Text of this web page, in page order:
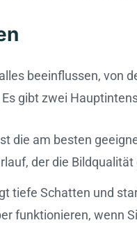
beeinflussen, von
gibt zwei
die am besten
der die
tiefe Schatten und
funktionieren, wenn